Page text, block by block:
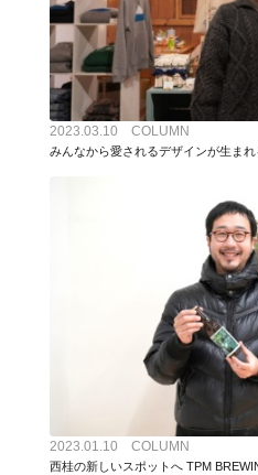
2023.03.10 COLUMN
みんなから愛されるデザインが生ま
2023.01.10 COLUMN
西桂の新しいスポットへ TPM